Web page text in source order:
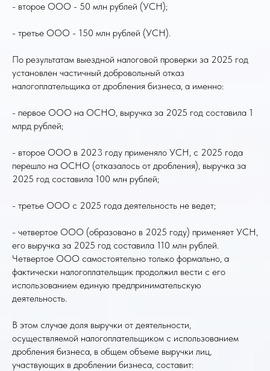
- второе ООО - 50 млн рублей (УСН);
- третье ООО - 150 млн рублей (УСН).
По результатам выездной налоговой проверки за 2025 год
установлен частичный добровольный отказ
налогоплательщика от дробления бизнеса, а именно:
- первое ООО на ОСНО, выручка за 2025 год составила 1
млрд рублей;
- второе ООО в 2023 году применяло УСН, с 2025 года
перешло на ОСНО (отказалось от дробления), выручка за
2025 год составила 100 млн рублей;
- третье ООО с 2025 года деятельность не ведет;
- четвертое ООО (образовано в 2025 году) применяет УСН,
его выручка за 2025 год составила 110 млн рублей.
Четвертое ООО самостоятельно только формально, а
фактически налогоплательщик продолжил вести с его
использованием единую предпринимательскую
деятельность.
В этом случае доля выручки от деятельности,
осуществляемой налогоплательщиком с использованием
дробления бизнеса, в общем объеме выручки лиц,
участвующих в дроблении бизнеса, составит: